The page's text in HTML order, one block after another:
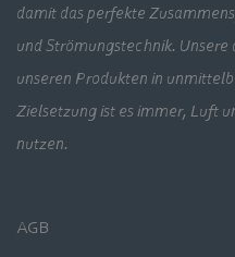
damit das perfekte
und Strömungstechnik.
unseren Produkten in
Zielsetzung ist es immer, Luft
nutzen.
AGB